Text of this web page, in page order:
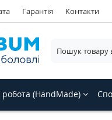
Гарантія Контакти
робота (HandMade)